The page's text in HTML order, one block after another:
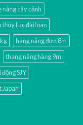
nâng cây cảnh
thủy lực đài loan
hang nâng đơn 8m
thang nâng hàng 9m
SJY
Japan